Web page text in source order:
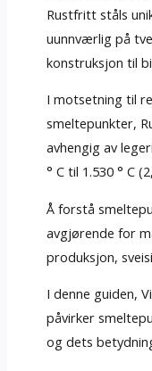
Rustfritt ståls
uunnværlig på
konstruksjon til
I motsetning til
smeltepunkter,
avhengig av
° C til 1.530 ° C
Å forstå
avgjørende for
produksjon,
I denne guiden,
påvirker
og dets